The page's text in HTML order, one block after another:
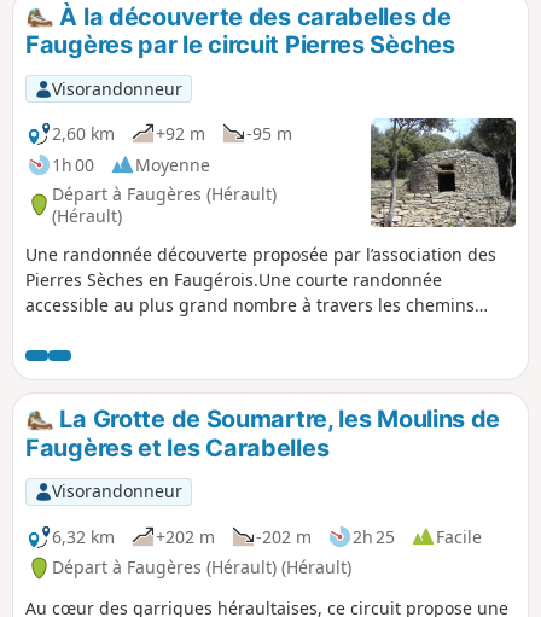
À la découverte des carabelles de
Faugères par le circuit Pierres Sèches
Visorandonneur
2,60 km
+92 m
-95 m
1h 00
Moyenne
Départ à Faugères (Hérault)
(Hérault)
Une randonnée découverte proposée par l’association des
Pierres Sèches en Faugérois.Une courte randonnée
accessible au plus grand nombre à travers les chemins
Sèches en Faugérois. Elle permet de découvrir 15
carabelles, nom local des capitelles, parmi les nombreuses
que compte le territoire de Faugères. Le parcours est
entièrement balisé en Bleu.
La Grotte de Soumartre, les Moulins de
Faugères et les Carabelles
Visorandonneur
6,32 km
+202 m -202 m 2h 25
Facile
Départ à Faugères (Hérault) (Hérault)
Au cœur des garrigues héraultaises, ce circuit propose une